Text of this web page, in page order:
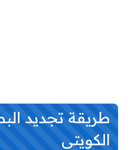
طريقة تجديد
الكويتي